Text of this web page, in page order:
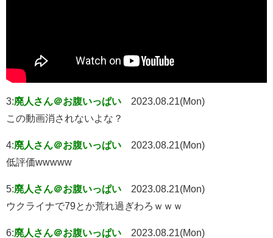
3:廃人さん＠お腹いっぱい
2023.08.21(Mon)
この動画消されないよな？
4:廃人さん＠お腹いっぱい
2023.08.21(Mon)
低評価wwwww
5:廃人さん＠お腹いっぱい
2023.08.21(Mon)
ウクライナで79とか荒れ過ぎわろｗｗｗ
6:廃人さん＠お腹いっぱい
2023.08.21(Mon)